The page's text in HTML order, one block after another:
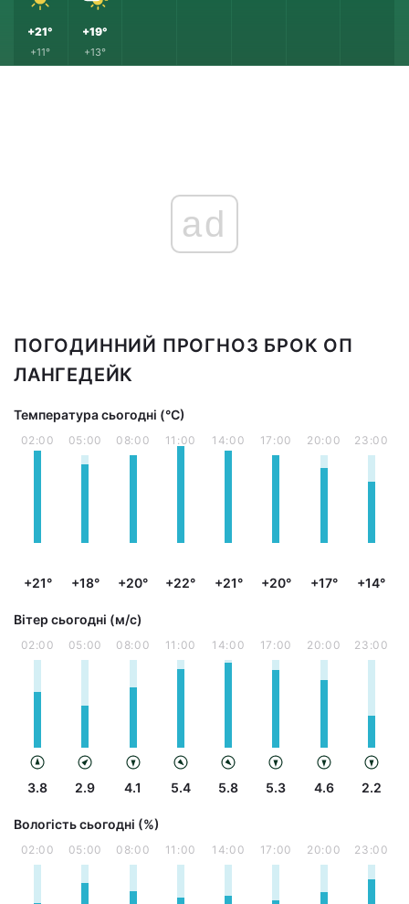
+21°
+11°
+19°
+13°
ad
ПОГОДИННИЙ ПРОГНОЗ БРОК ОП
ЛАНГЕДЕЙК
Температура сьогодні (°С)
02:00
+21°
05:00
+18°
08:00
+20°
11:00
+22°
14:00
+21°
17:00
+20°
20:00
+17°
23:00
+14°
Вітер сьогодні (м/с)
02:00
3.8
05:00
2.9
08:00
4.1
11:00
5.4
14:00
5.8
17:00
5.3
20:00
4.6
23:00
2.2
Вологість сьогодні (%)
02:00 05:00 08:00 11:00 14:00 17:00 20:00 23:00